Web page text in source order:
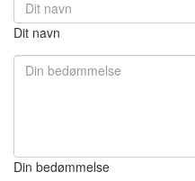
Standard
0